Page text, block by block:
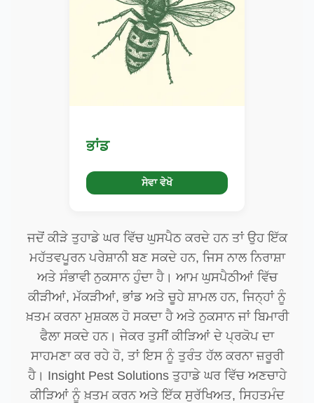
ਭਾਂਡ
ਸੇਵਾ ਵੇਖੋ
ਜਦੋਂ ਕੀੜੇ ਤੁਹਾਡੇ ਘਰ ਵਿੱਚ ਘੁਸਪੈਠ ਕਰਦੇ ਹਨ ਤਾਂ ਉਹ ਇੱਕ
ਮਹੱਤਵਪੂਰਨ ਪਰੇਸ਼ਾਨੀ ਬਣ ਸਕਦੇ ਹਨ, ਜਿਸ ਨਾਲ ਨਿਰਾਸ਼ਾ
ਅਤੇ ਸੰਭਾਵੀ ਨੁਕਸਾਨ ਹੁੰਦਾ ਹੈ। ਆਮ ਘੁਸਪੈਠੀਆਂ ਵਿੱਚ
ਕੀੜੀਆਂ, ਮੱਕੜੀਆਂ, ਭਾਂਡ ਅਤੇ ਚੂਹੇ ਸ਼ਾਮਲ ਹਨ, ਜਿਨ੍ਹਾਂ ਨੂੰ
ਖ਼ਤਮ ਕਰਨਾ ਮੁਸ਼ਕਲ ਹੋ ਸਕਦਾ ਹੈ ਅਤੇ ਨੁਕਸਾਨ ਜਾਂ ਬਿਮਾਰੀ
ਫੈਲਾ ਸਕਦੇ ਹਨ। ਜੇਕਰ ਤੁਸੀਂ ਕੀੜਿਆਂ ਦੇ ਪ੍ਰਕੋਪ ਦਾ
ਸਾਹਮਣਾ ਕਰ ਰਹੇ ਹੋ, ਤਾਂ ਇਸ ਨੂੰ ਤੁਰੰਤ ਹੱਲ ਕਰਨਾ ਜ਼ਰੂਰੀ
ਹੈ। Insight Pest Solutions ਤੁਹਾਡੇ ਘਰ ਵਿੱਚ ਅਣਚਾਹੇ
ਕੀੜਿਆਂ ਨੂੰ ਖ਼ਤਮ ਕਰਨ ਅਤੇ ਇੱਕ ਸੁਰੱਖਿਅਤ, ਸਿਹਤਮੰਦ